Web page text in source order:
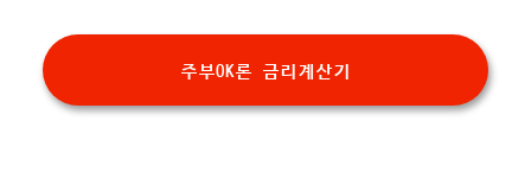
주부OK론 금리계산기